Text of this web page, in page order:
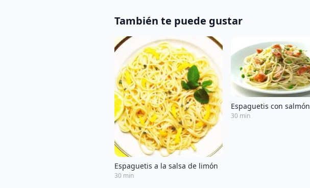
También te puede gustar
Espaguetis a la salsa de limón
30 min
Espaguetis con salmón
30 min